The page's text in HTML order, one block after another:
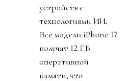
устройств с
технологиями ИИ.
Все модели iPhone 17
получат 12 ГБ
оперативной
памяти, что